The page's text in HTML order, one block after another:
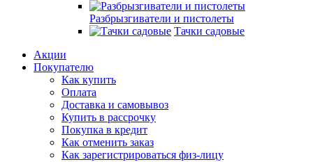
Разбрызгиватели и пистолеты
Тачки садовые
Акции
Покупателю
Как купить
Оплата
Доставка и самовывоз
Купить в рассрочку
Покупка в кредит
Как отменить заказ
Как зарегистрироваться физ-лицу